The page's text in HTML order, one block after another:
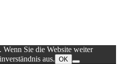
Wenn Sie die Website weiter
aus. OK